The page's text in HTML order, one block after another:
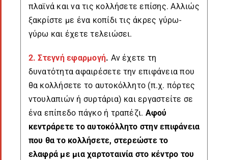
πλαϊνά και να τις κολλήσετε επίσης. Αλλιώς
ξακρίστε με ένα κοπίδι τις άκρες γύρω-
γύρω και έχετε τελειώσει.
2. Στεγνή εφαρμογή. Αν έχετε τη
δυνατότητα αφαιρέσετε την επιφάνεια που
θα κολλήσετε το αυτοκόλλητο (π.χ. πόρτες
ντουλαπιών ή συρτάρια) και εργαστείτε σε
ένα επίπεδο πάγκο ή τραπέζι. Αφού
κεντράρετε το αυτοκόλλητο στην επιφάνεια
που θα το κολλήσετε, στερεώστε το
ελαφρά με μια χαρτοταινία στο κέντρο του